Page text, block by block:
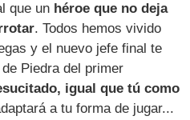
que un héroe que no deja
. Todos hemos vivido
y el nuevo jefe final te
Piedra del primer
igual que tú como
a tu forma de jugar...